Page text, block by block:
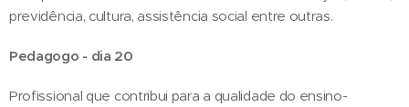
previdência, cultura, assistência social entre outras.
Pedagogo - dia 20
Profissional que contribui para a qualidade do ensino-